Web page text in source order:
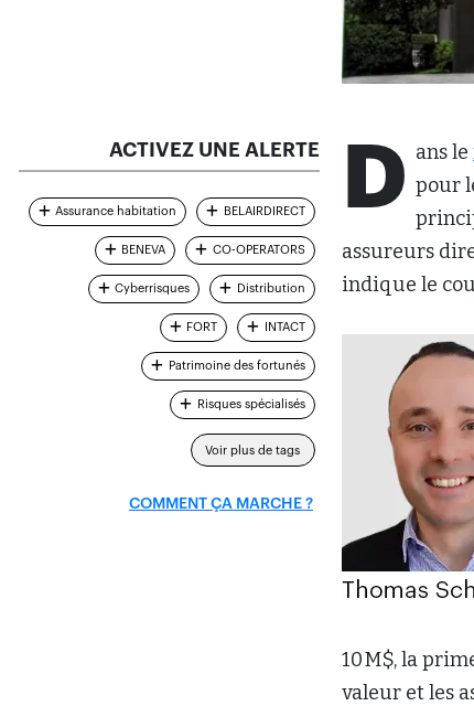
D ans le
pour
assureurs
indique le
10 M$, la
valeur et les
ACTIVEZ UNE ALERTE
Assurance habitation BELAIRDIRECT
BENEVA CO-OPERATORS
Cyberrisques Distribution
FORT INTACT
Patrimoine des fortunés
Risques spécialisés
Voir plus de tags
COMMENT ÇA MARCHE ?